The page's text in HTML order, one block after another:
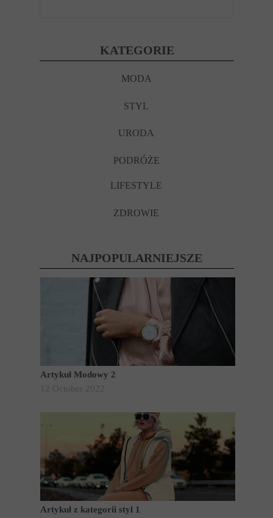
KATEGORIE
MODA
STYL
URODA
PODRÓŻE
LIFESTYLE
ZDROWIE
Artykuł Modowy 2
12 October 2022
Artykuł z kategorii styl 1
NAJPOPULARNIEJSZE